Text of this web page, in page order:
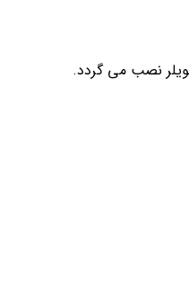
نصب می گردد.